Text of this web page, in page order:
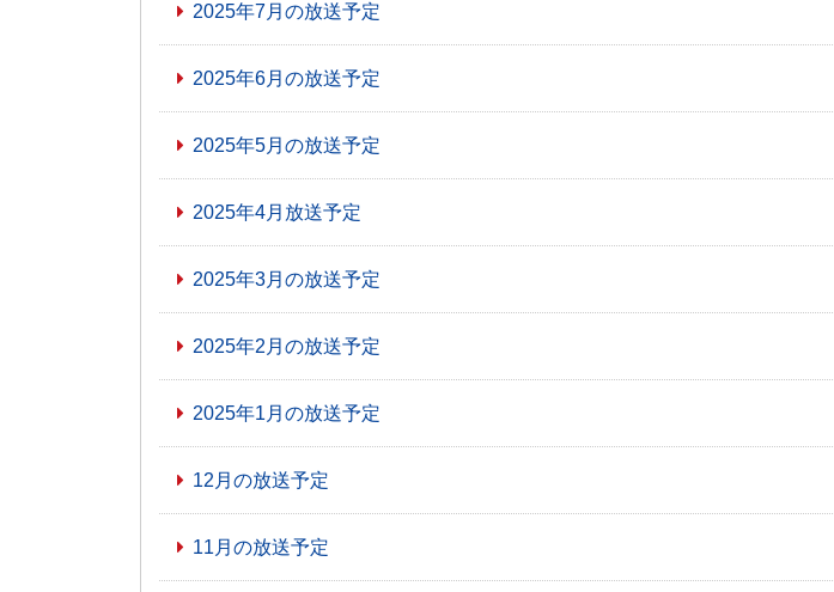
2025年7月の放送予定
2025年6月の放送予定
2025年5月の放送予定
2025年4月放送予定
2025年3月の放送予定
2025年2月の放送予定
2025年1月の放送予定
12月の放送予定
11月の放送予定